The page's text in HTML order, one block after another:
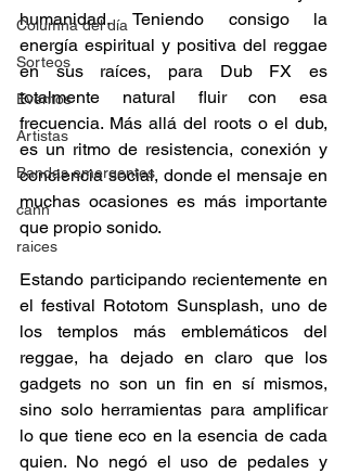
Columna del día
Sorteos
Eventos
Artistas
Bandas emergentes
cann
raices
humanidad. Teniendo consigo la
energía espiritual y positiva del reggae
en sus raíces, para Dub FX es
totalmente natural fluir con esa
frecuencia. Más allá del roots o el dub,
es un ritmo de resistencia, conexión y
conciencia social, donde el mensaje en
muchas ocasiones es más importante
que propio sonido.
Estando participando recientemente en
el festival Rototom Sunsplash, uno de
los templos más emblemáticos del
reggae, ha dejado en claro que los
gadgets no son un fin en sí mismos,
sino solo herramientas para amplificar
lo que tiene eco en la esencia de cada
quien. No negó el uso de pedales y